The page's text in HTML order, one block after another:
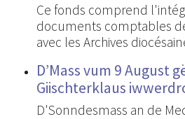
Ce fonds comprend
documents comptables
avec les Archives
D’Mass vum 9 August
Giischterklaus
D'Sonndesmass an de